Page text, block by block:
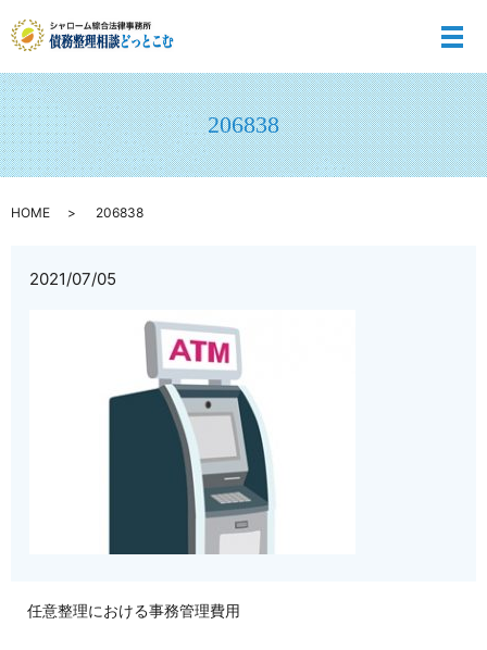
メ
206838
HOME 206838
2021/07/05
任意整理における事務管理費用